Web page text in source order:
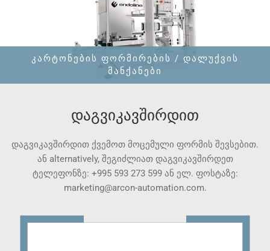
ᲙᲐᲠᲢᲝᲜᲔᲑᲘᲡ ᲤᲝᲠᲛᲘᲠᲔᲑᲘᲡ / ᲓᲐᲚᲣᲥᲕᲘᲡ
ᲛᲐᲜᲥᲐᲜᲔᲑᲘ
დაგვიკავშირდით
დაგვიკავშირდით ქვემოთ მოცემული ფორმის შევსებით.
ან alternatively, შეგიძლიათ დაგვიკავშირდეთ
ტელეფონზე: +995 593 273 599ან ელ. ფოსტაზე:
marketing@arcon-automation.com.